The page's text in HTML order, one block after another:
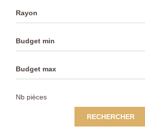
Rayon
RECHERCHER